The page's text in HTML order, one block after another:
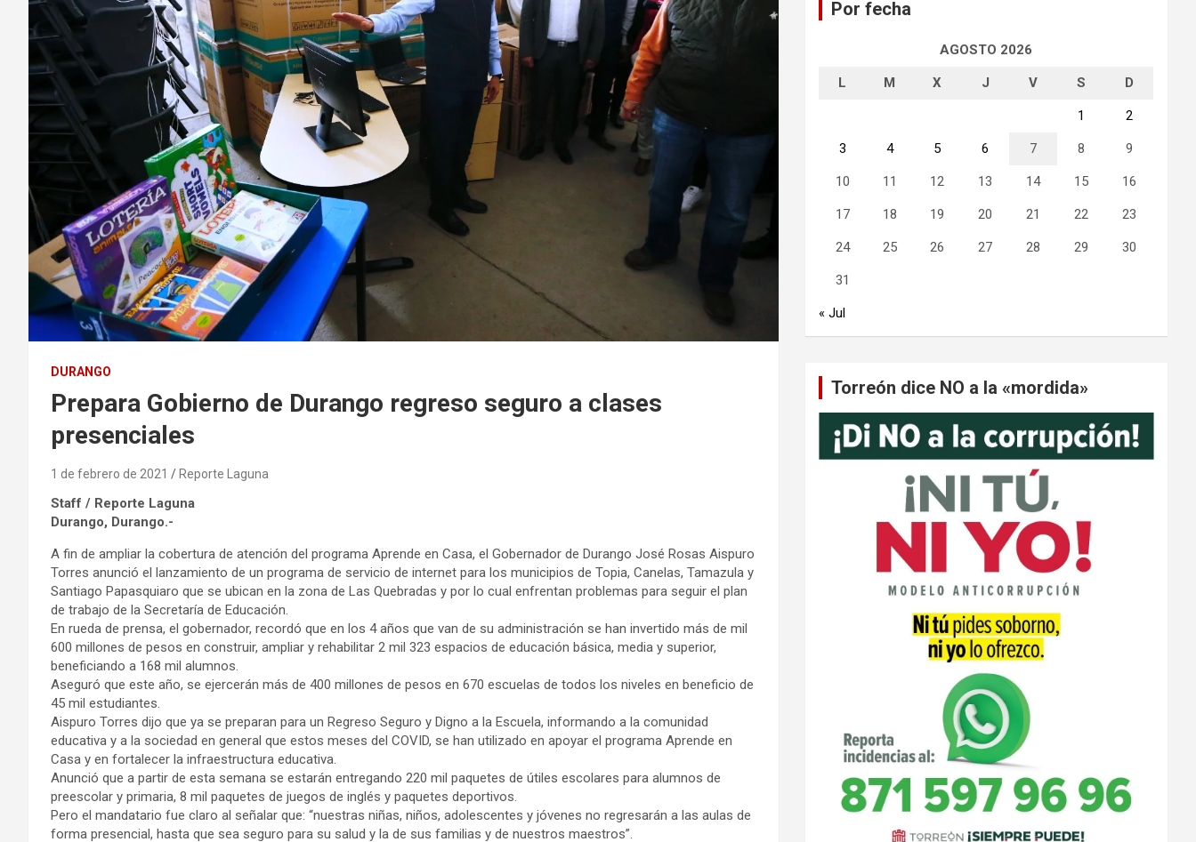
DURANGO
Prepara Gobierno de Durango regreso seguro a clases
presenciales
1 de febrero de 2021 Reporte Laguna
Staff / Reporte Laguna
Durango, Durango.-
A fin de ampliar la cobertura de atención del programa Aprende en Casa, el Gobernador de Durango José Rosas Aispuro
Torres anunció el lanzamiento de un programa de servicio de internet para los municipios de Topia, Canelas, Tamazula y
Santiago Papasquiaro que se ubican en la zona de Las Quebradas y por lo cual enfrentan problemas para seguir el plan
de trabajo de la Secretaría de Educación.
En rueda de prensa, el gobernador, recordó que en los 4 años que van de su administración se han invertido más de mil
600 millones de pesos en construir, ampliar y rehabilitar 2 mil 323 espacios de educación básica, media y superior,
beneficiando a 168 mil alumnos.
Aseguró que este año, se ejercerán más de 400 millones de pesos en 670 escuelas de todos los niveles en beneficio de
45 mil estudiantes.
Aispuro Torres dijo que ya se preparan para un Regreso Seguro y Digno a la Escuela, informando a la comunidad
educativa y a la sociedad en general que estos meses del COVID, se han utilizado en apoyar el programa Aprende en
Casa y en fortalecer la infraestructura educativa.
Anunció que a partir de esta semana se estarán entregando 220 mil paquetes de útiles escolares para alumnos de
preescolar y primaria, 8 mil paquetes de juegos de inglés y paquetes deportivos.
Pero el mandatario fue claro al señalar que: “nuestras niñas, niños, adolescentes y jóvenes no regresarán a las aulas de
forma presencial, hasta que sea seguro para su salud y la de sus familias y de nuestros maestros”.
Por fecha
AGOSTO 2026
L M X J V S D
1 2
3 4 5 6 7 8 9
10 11 12 13 14 15 16
17 18 19 20 21 22 23
24 25 26 27 28 29 30
31
« Jul
Torreón dice NO a la «mordida»